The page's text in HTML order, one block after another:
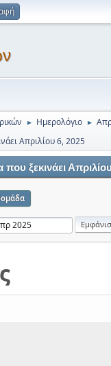
► Ημερολόγιο ►
Απριλίου 6, 2025
ξεκινάει